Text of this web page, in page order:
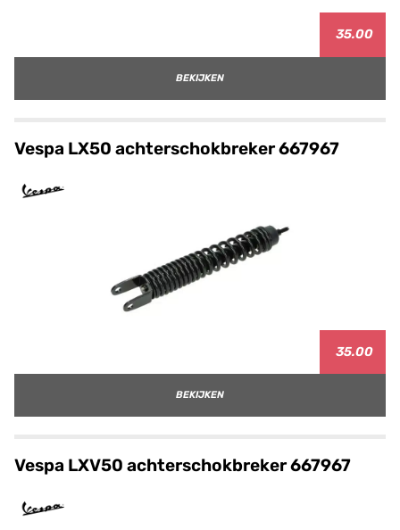
35.00
BEKIJKEN
Vespa LX50 achterschokbreker 667967
35.00
BEKIJKEN
Vespa LXV50 achterschokbreker 667967